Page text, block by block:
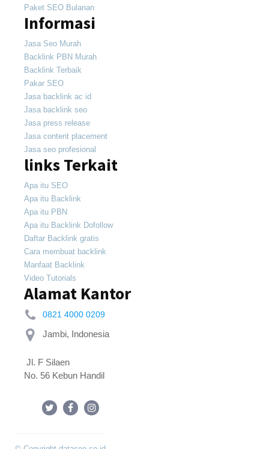
Paket SEO Bulanan
Informasi
Jasa Seo Murah
Backlink PBN Murah
Backlink Terbaik
Pakar SEO
Jasa backlink ac id
Jasa backlink seo
Jasa press release
Jasa content placement
Jasa seo profesional
links Terkait
Apa itu SEO
Apa itu Backlink
Apa itu PBN
Apa itu Backlink Dofollow
Daftar Backlink gratis
Cara membuat backlink
Manfaat Backlink
Video Tutorials
Alamat Kantor
0821 4000 0209
Jambi, Indonesia
Jl. F Silaen
No. 56 Kebun Handil